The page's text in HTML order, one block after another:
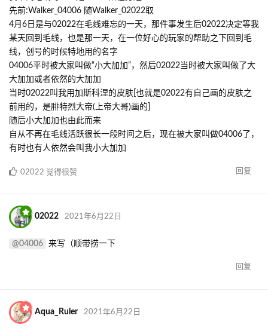
先前:Walker_04006 随Walker_02022取
4月6日是与02022在毛线难忘的一天，那件事发生后02022决定等我
某天回到毛线，也是那一天，在一位好心的玩家的帮助之下回到毛
线，创号的时候特地用的名字
04006平时被大家叫做“小大加加”，然后02022当时被大家叫做了大
大加加或者依然的大加加
当时02022叫我用加斯科涅的皮肤[也就是02022有自己画的皮肤之
前用的，是腓特烈大帝(上帝大哥)画的]
随后小大加加也由此而来
自从不再在毛线活跃很长一段时间之后，现在被大家叫做04006了，
有时也有人依然会叫我小大加加
回复
02022 觉得很赞
02022 2021年6月22日
@04006 来写（顺带捞一下
回复
Aqua_Ruler 2021年6月22日